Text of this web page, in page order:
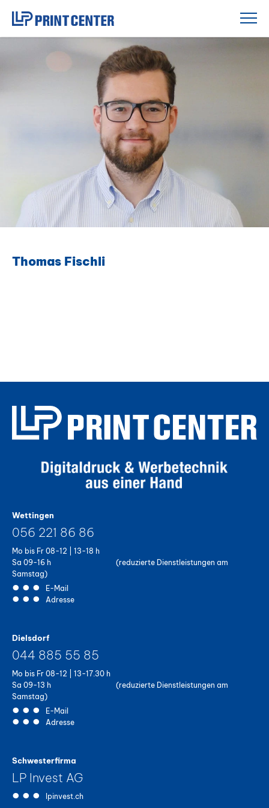
Thomas Fischli
Wettingen
056 221 86 86
Mo bis Fr 08-12 | 13-18 h
Sa 09-16 h (reduzierte Dienstleistungen am
Samstag)
E-Mail
Adresse
Dielsdorf
044 885 55 85
Mo bis Fr 08-12 | 13-17.30 h
Sa 09-13 h (reduzierte Dienstleistungen am
Samstag)
E-Mail
Adresse
Schwesterfirma
LP Invest AG
lpinvest.ch